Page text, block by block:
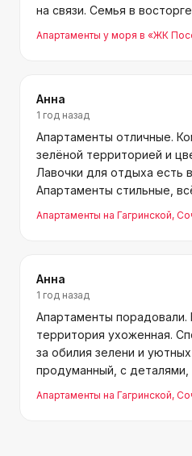
на связи. Семья в
Апартаменты у моря в «ЖК
Анна
1 год назад
Апартаменты отличные.
зелёной территорией и
Лавочки для отдыха есть
Апартаменты стильные,
всё необходимое. Ваза
когда у нас было событие. Порадовал зонтик на
Апартаменты на Гагринской,
Анна
1 год назад
Апартаменты порадовали.
территория ухоженная.
за обилия зелени и уютных
продуманный, с
и стиль. Всё необходимое
Приятно удивило наличие
Апартаменты на Гагринской,